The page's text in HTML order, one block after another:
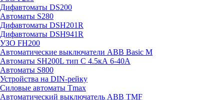
Дифавтоматы DS200
Автоматы S280
Дифавтоматы DSH201R
Дифавтоматы DSH941R
УЗО FH200
Автоматические выключатели ABB Basic M
Автоматы SH200L тип С 4.5кА 6-40А
Автоматы S800
Устройства на DIN-рейку
Силовые автоматы Tmax
Автоматический выключатель ABB TMF